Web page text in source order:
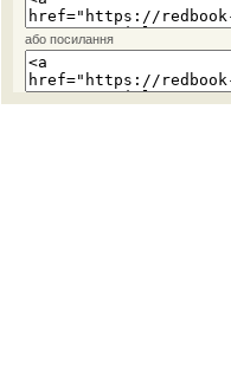
або посилання